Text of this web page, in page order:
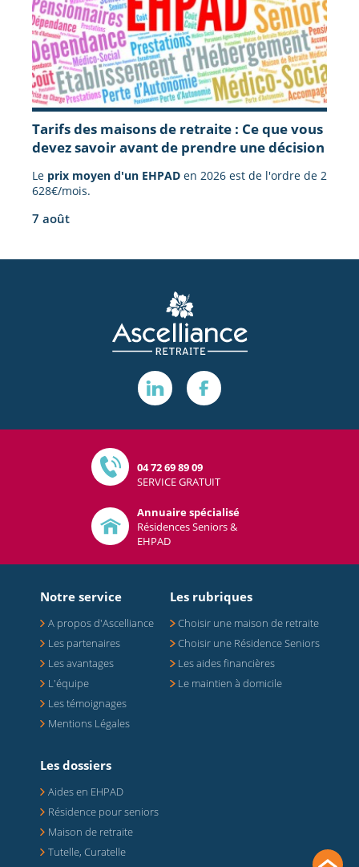
Tarifs des maisons de retraite : Ce que vous
devez savoir avant de prendre une décision
Le prix moyen d'un EHPAD en 2026 est de l'ordre de 2
628€/mois.
7 août
Notre service
A propos d'Ascelliance
Les partenaires
Les avantages
L'équipe
Les témoignages
Mentions Légales
Les rubriques
Choisir une maison de retraite
Choisir une Résidence Seniors
Les aides financières
Le maintien à domicile
Les dossiers
Aides en EHPAD
Résidence pour seniors
Maison de retraite
Tutelle, Curatelle
04 72 69 89 09
SERVICE GRATUIT
Annuaire spécialisé
Résidences Seniors &
EHPAD